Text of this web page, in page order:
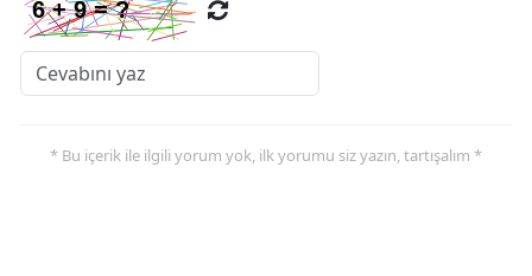
* Bu içerik ile ilgili yorum yok, ilk yorumu siz yazın, tartışalım *